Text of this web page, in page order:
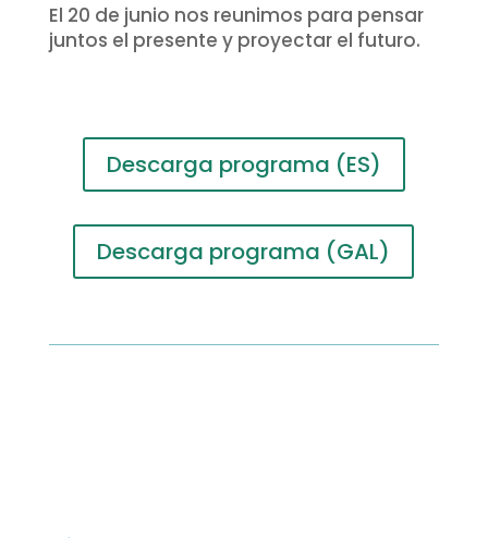
El 20 de junio nos reunimos para pensar
juntos el presente y proyectar el futuro.
Descarga programa (ES)
Descarga programa (GAL)